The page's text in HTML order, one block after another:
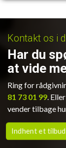
Kontakt os i
Har du
at vide
Ring for
81 73 01 99.
vender tilbage
Indhent et tilbud